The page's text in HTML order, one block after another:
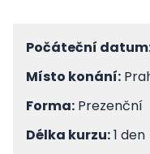
Počáteční
Místo konání:
Forma: Prezenční
Délka kurzu:1 den